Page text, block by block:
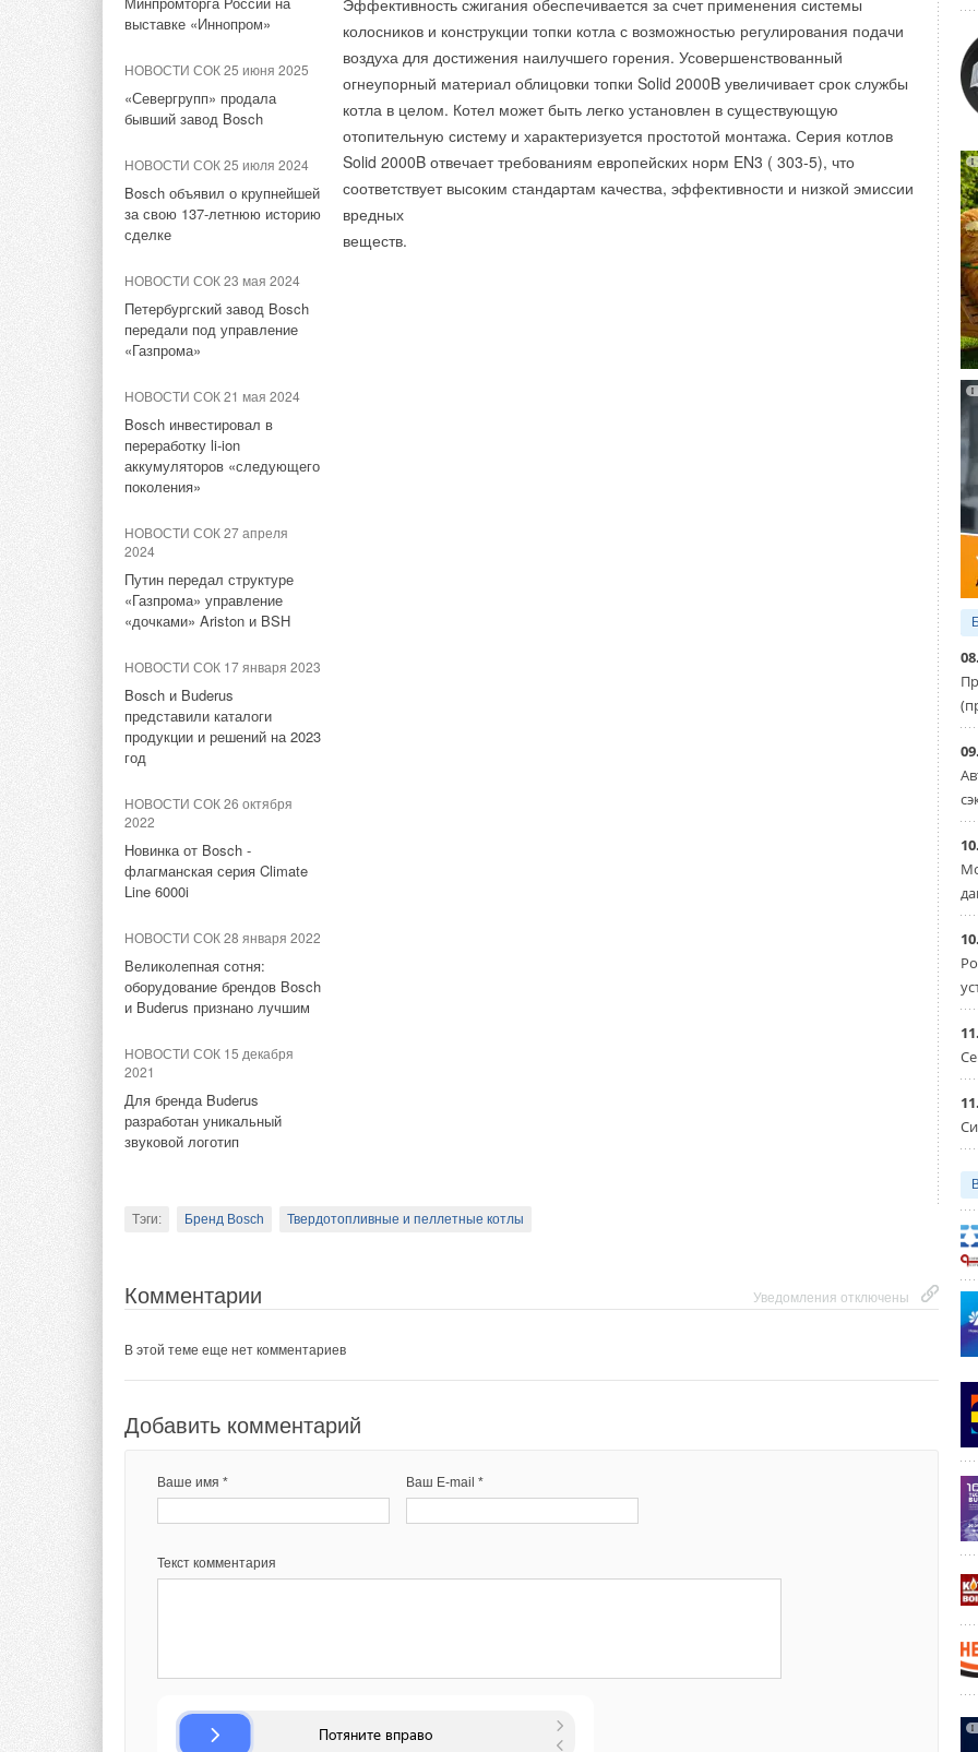
выставке «Иннопром»
НОВОСТИ СОК 25 июня 2025
«Севергрупп» продала
бывший завод Bosch
НОВОСТИ СОК 25 июля 2024
Bosch объявил о крупнейшей
за свою 137-летнюю историю
сделке
НОВОСТИ СОК 23 мая 2024
Петербургский завод Bosch
передали под управление
«Газпрома»
НОВОСТИ СОК 21 мая 2024
Bosch инвестировал в
переработку li-ion
аккумуляторов «следующего
поколения»
НОВОСТИ СОК 27 апреля
2024
Путин передал структуре
«Газпрома» управление
«дочками» Ariston и BSH
НОВОСТИ СОК 17 января 2023
Bоsch и Buderus
представили каталоги
продукции и решений на 2023
год
НОВОСТИ СОК 26 октября
2022
Новинка от Bosch -
флагманская серия Climate
Line 6000i
НОВОСТИ СОК 28 января 2022
Великолепная сотня:
оборудование брендов Bosch
и Buderus признано лучшим
НОВОСТИ СОК 15 декабря
2021
Для бренда Buderus
разработан уникальный
звуковой логотип
Эффективность сжигания обеспечивается за счет применения системы
колосников и конструкции топки котла с возможностью регулирования подачи
воздуха для достижения наилучшего горения. Усовершенствованный
огнеупорный материал облицовки топки Solid 2000B увеличивает срок службы
котла в целом. Котел может быть легко установлен в существующую
отопительную систему и характеризуется простотой монтажа. Серия котлов
Solid 2000B отвечает требованиям европейских норм EN3 ( 303-5), что
соответствует высоким стандартам качества, эффективности и низкой эмиссии
вредных
веществ.
Тэги: Бренд Bosch Твердотопливные и пеллетные котлы
Уведомления отключены
Комментарии
В этой теме еще нет комментариев
Добавить комментарий
Ваше имя * Ваш E-mail *
Текст комментария
Ведь до сих пор подобные здания востребованы рынком довольно слабо,
несмотря на их экономические (строительный сектор составляет более 10% от
общей занятости в странах ЕС) и экологические (энергоэффективность и
использование возобновляемых источников энергии) преимущества.
Комментарии
В этой теме еще нет комментариев
Добавить комментарий
Текст комментария
названием "Будущее, которое мы хотим". Группа признала, что повышение
эффективности использования энергии, а также увеличение доли
возобновляемых источников энергии и использование более чистых и
энергосберегающих технологий являются важными для устойчивого развития,
в том числе борьбы с изменением климата.
Комментарии
В этой теме еще нет комментариев
Ваше имя *